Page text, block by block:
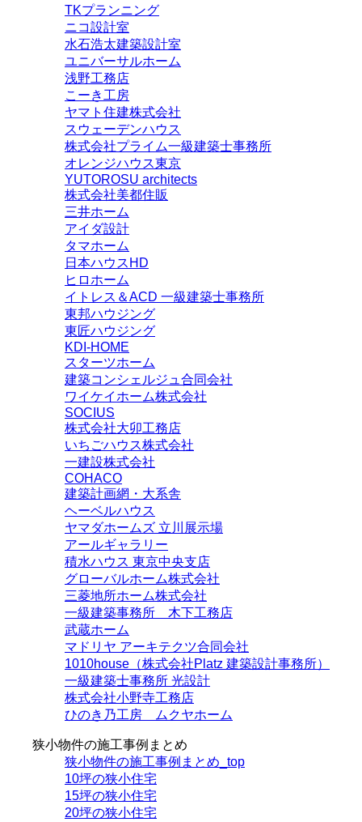
TKプランニング
ニコ設計室
水石浩太建築設計室
ユニバーサルホーム
浅野工務店
こーき工房
ヤマト住建株式会社
スウェーデンハウス
株式会社プライム一級建築士事務所
オレンジハウス東京
YUTOROSU architects
株式会社美都住販
三井ホーム
アイダ設計
タマホーム
日本ハウスHD
ヒロホーム
イトレス＆ACD 一級建築士事務所
東邦ハウジング
東匠ハウジング
KDI-HOME
スターツホーム
建築コンシェルジュ合同会社
ワイケイホーム株式会社
SOCIUS
株式会社大卯工務店
いちごハウス株式会社
一建設株式会社
COHACO
建築計画網・大系舎
ヘーベルハウス
ヤマダホームズ 立川展示場
アールギャラリー
積水ハウス 東京中央支店
グローバルホーム株式会社
三菱地所ホーム株式会社
一級建築事務所 木下工務店
武蔵ホーム
マドリヤ アーキテクツ合同会社
1010house（株式会社Platz 建築設計事務所）
一級建築士事務所 光設計
株式会社小野寺工務店
ひのき乃工房 ムクヤホーム
狭小物件の施工事例まとめ
狭小物件の施工事例まとめ_top
10坪の狭小住宅
15坪の狭小住宅
20坪の狭小住宅